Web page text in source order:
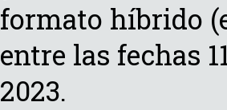
formato híbrido
entre las fechas
2023.